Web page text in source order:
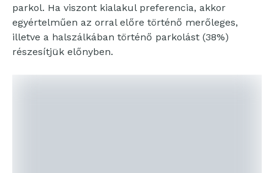
parkol. Ha viszont kialakul preferencia, akkor
egyértelműen az orral előre történő merőleges,
illetve a halszálkában történő parkolást (38%)
részesítjük előnyben.